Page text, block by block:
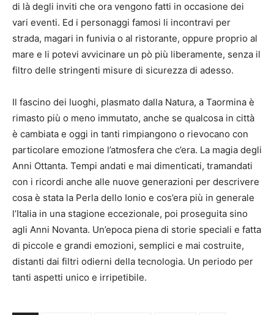
di là degli inviti che ora vengono fatti in occasione dei
vari eventi. Ed i personaggi famosi li incontravi per
strada, magari in funivia o al ristorante, oppure proprio al
mare e li potevi avvicinare un pò più liberamente, senza il
filtro delle stringenti misure di sicurezza di adesso.
Il fascino dei luoghi, plasmato dalla Natura, a Taormina è
rimasto più o meno immutato, anche se qualcosa in città
è cambiata e oggi in tanti rimpiangono o rievocano con
particolare emozione l’atmosfera che c’era. La magia degli
Anni Ottanta. Tempi andati e mai dimenticati, tramandati
con i ricordi anche alle nuove generazioni per descrivere
cosa è stata la Perla dello Ionio e cos’era più in generale
l’Italia in una stagione eccezionale, poi proseguita sino
agli Anni Novanta. Un’epoca piena di storie speciali e fatta
di piccole e grandi emozioni, semplici e mai costruite,
distanti dai filtri odierni della tecnologia. Un periodo per
tanti aspetti unico e irripetibile.